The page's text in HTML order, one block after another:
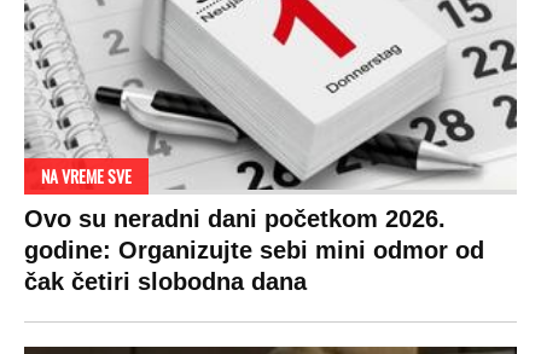
OD NAVODNOG HEROJA DO BRUTALNOG UBICE
GENERAL IVAN STRELJAO SRBE, A
HRVATI GA SLAVILI KAO HEROJA KNINA:
Par godina kasnije išao od kuće do kuće i
UBIJAO!